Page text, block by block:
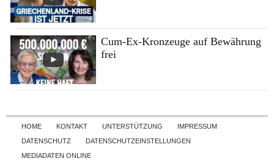
Cum-Ex-Kronzeuge auf Bewährung
frei
Skip to content
HOME KONTAKT UNTERSTÜTZUNG
IMPRESSUM
DATENSCHUTZ
DATENSCHUTZEINSTELLUNGEN
MEDIADATEN ONLINE